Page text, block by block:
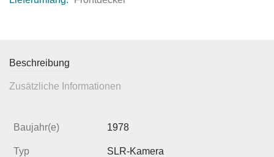
Beschreibung
Zusätzliche Informationen
Baujahr(e) 1978
Typ SLR-Kamera